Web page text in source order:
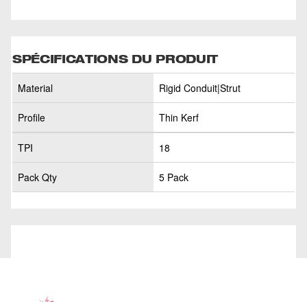
SPÉCIFICATIONS DU PRODUIT
Material Rigid Conduit|Strut
Profile Thin Kerf
TPI 18
Pack Qty 5 Pack